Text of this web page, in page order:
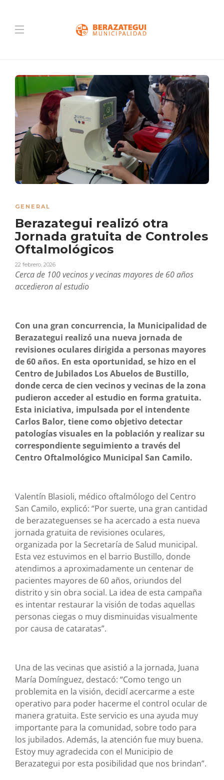
GENERAL
Berazategui realizó otra
Jornada gratuita de Controles
Oftalmológicos
22 febrero, 2026
Cerca de 100 vecinos y vecinas mayores de 60 años
accedieron al estudio
Con una gran concurrencia, la Municipalidad de
Berazategui realizó una nueva jornada de
revisiones oculares dirigida a personas mayores
de 60 años. En esta oportunidad, se hizo en el
Centro de Jubilados Los Abuelos de Bustillo,
donde cerca de cien vecinos y vecinas de la zona
pudieron acceder al estudio en forma gratuita.
Esta iniciativa, impulsada por el intendente
Carlos Balor, tiene como objetivo detectar
patologías visuales en la población y realizar su
correspondiente seguimiento a través del
Centro Oftalmológico Municipal San Camilo.
Valentín Blasioli, médico oftalmólogo del Centro
San Camilo, explicó: “Por suerte, una gran cantidad
de berazateguenses se ha acercado a esta nueva
jornada gratuita de revisiones oculares,
organizada por la Secretaría de Salud municipal.
Esta vez estuvimos en el barrio Bustillo, donde
atendimos a aproximadamente un centenar de
pacientes mayores de 60 años, oriundos del
distrito y sin obra social. La idea de esta campaña
es intentar restaurar la visión de todas aquellas
personas ciegas o muy disminuidas visualmente
por causa de cataratas”.
Una de las vecinas que asistió a la jornada, Juana
María Domínguez, destacó: “Como tengo un
problemita en la visión, decidí acercarme a este
operativo para poder hacerme el control ocular de
manera gratuita. Este servicio es una ayuda muy
importante para la comunidad, sobre todo para
los jubilados. Además, la atención fue muy buena.
Estoy muy agradecida con el Municipio de
Berazategui por esta posibilidad que nos brindan”.